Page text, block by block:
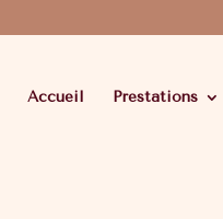
Accueil Prestations